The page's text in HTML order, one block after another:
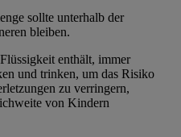
sollte unterhalb der
bleiben.
enthält, immer
und trinken, um das Risiko
zu verringern,
von Kindern